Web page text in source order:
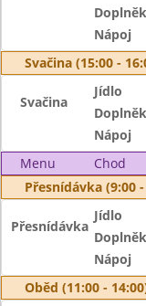
Doplněk
Nápoj
Svačina (15:00 -
Svačina
Jídlo
Doplněk
Nápoj
Menu
Chod
Přesnídávka (9:00
Přesnídávka
Jídlo
Doplněk
Nápoj
Oběd (11:00 -